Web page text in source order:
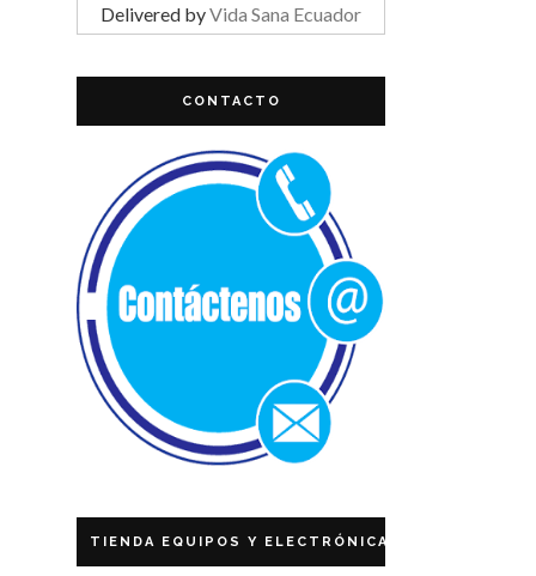
Delivered byVida Sana Ecuador
CONTACTO
TIENDA EQUIPOS Y ELECTRÓNICA